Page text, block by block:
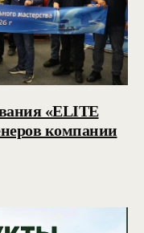
«ELITE
компании